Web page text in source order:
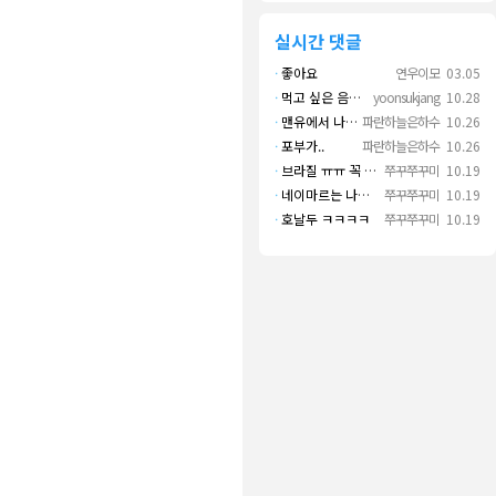
실시간 댓글
연우이모 03.05
·좋아요
yoonsukjang 10.28
· 먹고 싶은 음식 실컷 먹고 그 영상으로 떼 돈도 버네 ㄷㄷ. 하고 싶은 것만 하고 부자되네.
파란하늘은하수 10.26
· 맨유에서 나왔으면 좋겠다
파란하늘은하수 10.26
·포부가..
쭈꾸쭈꾸미 10.19
· 브라질 ㅠㅠ 꼭 나오길..
쭈꾸쭈꾸미 10.19
· 네이마르는 나가면 음바페만 좋겠네
쭈꾸쭈꾸미 10.19
·호날두 ㅋㅋㅋㅋ